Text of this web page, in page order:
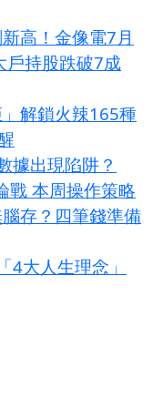
高！金像電7月
戶持股跌破7成
」解鎖火辣165種
據出現陷阱？
戰 本周操作策略
腦存？四筆錢準備
4大人生理念」